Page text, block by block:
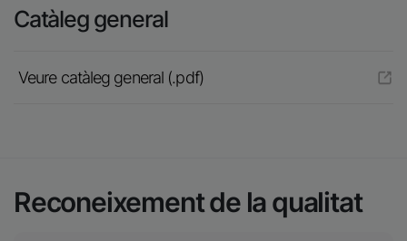
Catàleg general
Veure catàleg general (.pdf)
Reconeixement de la qualitat